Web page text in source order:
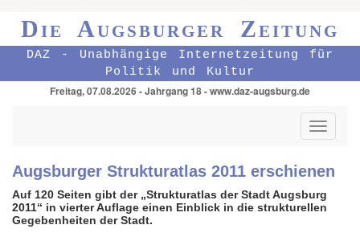
Die Augsburger Zeitung
DAZ - Unabhängige Internetzeitung für
Politik und Kultur
Freitag, 07.08.2026 - Jahrgang 18 - www.daz-augsburg.de
Toggle
Augsburger Strukturatlas 2011 erschienen
Auf 120 Seiten gibt der „Strukturatlas der Stadt Augsburg
2011“ in vierter Auflage einen Einblick in die strukturellen
Gegebenheiten der Stadt.